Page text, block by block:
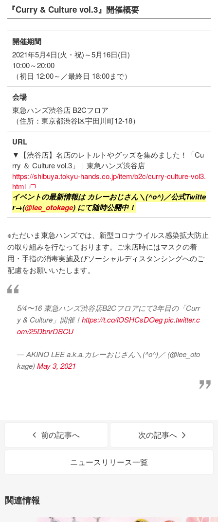
『Curry & Culture vol.3』開催概要
開催期間
2021年5月4日(火・祝)～5月16日(日)
10:00～20:00
（初日 12:00～／最終日 18:00まで）
会場
東急ハンズ渋谷店 B2Cフロア
（住所：東京都渋谷区宇田川町12-18）
URL
▼【渋谷店】名店のレトルトやグッズを集めました！「Cu
rry ＆ Culture vol.3」｜東急ハンズ渋谷店
https://shibuya.tokyu-hands.co.jp/item/b2c/curry-culture-vol3.
html
イベントの最新情報はカレーおじさん＼(^o^)／公式Twitte
r→(@lee_otokage) にて随時公開中！
※ただいま東急ハンズでは、新型コロナウイルス感染拡大防止
の取り組みを行なっております。ご来店時にはマスクの着
用・手指の消毒実施及びソーシャルディスタンシングへのご
配慮をお願いいたします。
5/4〜16 東急ハンズ渋谷店B2Cフロアにて3年目の「Curr
y & Culture」開催！https://t.co/lOSHCsDOegpic.twitter.c
om/25DbnrDSCU
— AKINO LEE a.k.a.カレーおじさん＼(^o^)／ (@lee_oto
kage) May 3, 2021
前の記事へ 次の記事へ
ニュースリリース一覧
関連情報